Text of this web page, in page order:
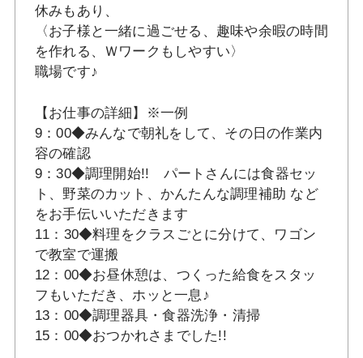
休みもあり、
〈お子様と一緒に過ごせる、趣味や余暇の時間
を作れる、Ｗワークもしやすい〉
職場です♪
【お仕事の詳細】※一例
9：00◆みんなで朝礼をして、その日の作業内
容の確認
9：30◆調理開始!! パートさんには食器セッ
ト、野菜のカット、かんたんな調理補助 など
をお手伝いいただきます
11：30◆料理をクラスごとに分けて、ワゴン
で教室で運搬
12：00◆お昼休憩は、つくった給食をスタッ
フもいただき、ホッと一息♪
13：00◆調理器具・食器洗浄・清掃
15：00◆おつかれさまでした!!